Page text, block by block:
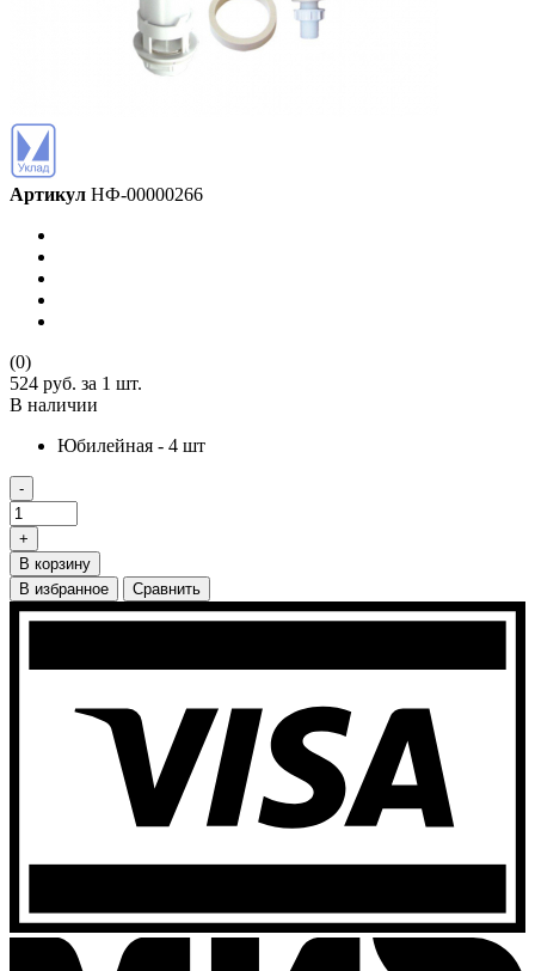
Артикул НФ-00000266
(0)
524 руб. за 1 шт.
В наличии
Юбилейная - 4 шт
-
+
В корзину
В избранное
Сравнить